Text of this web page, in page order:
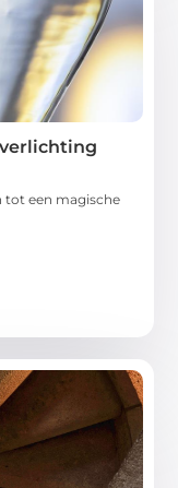
een magische